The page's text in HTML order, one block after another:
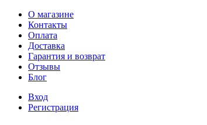
О магазине
Контакты
Оплата
Доставка
Гарантия и возврат
Отзывы
Блог
Вход
Регистрация